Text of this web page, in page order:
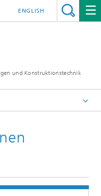
und Konstruktionstechnik
ENGLISH